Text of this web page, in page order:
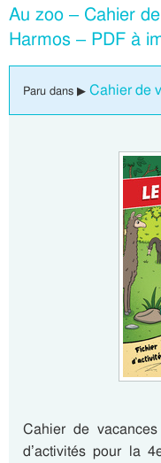
Au zoo – Cahier
Harmos – PDF à
Paru dans ▶ Cahier de
Cahier de
d’activités pour la